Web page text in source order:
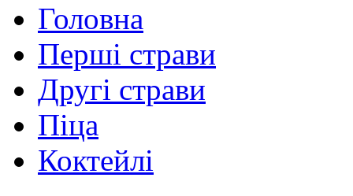
Головна
Перші страви
Другі страви
Піца
Коктейлі